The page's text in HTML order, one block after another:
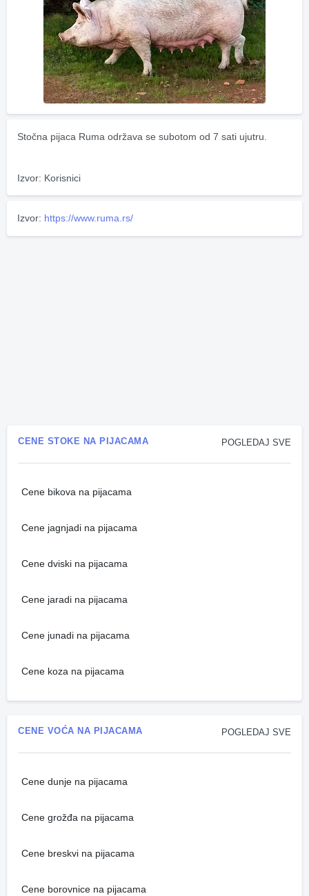
Stočna pijaca Ruma održava se subotom od 7 sati ujutru.
Izvor: Korisnici
Izvor: https://www.ruma.rs/
POGLEDAJ SVE
CENE STOKE NA PIJACAMA
Cene bikova na pijacama
Cene jagnjadi na pijacama
Cene dviski na pijacama
Cene jaradi na pijacama
Cene junadi na pijacama
Cene koza na pijacama
POGLEDAJ SVE
CENE VOĆA NA PIJACAMA
Cene dunje na pijacama
Cene grožđa na pijacama
Cene breskvi na pijacama
Cene borovnice na pijacama